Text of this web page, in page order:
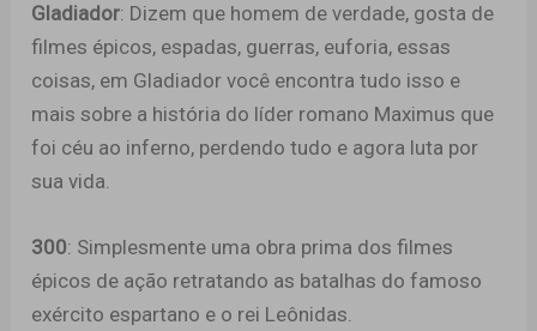
Gladiador: Dizem que homem de verdade, gosta de
filmes épicos, espadas, guerras, euforia, essas
coisas, em Gladiador você encontra tudo isso e
mais sobre a história do líder romano Maximus que
foi céu ao inferno, perdendo tudo e agora luta por
sua vida.
300: Simplesmente uma obra prima dos filmes
épicos de ação retratando as batalhas do famoso
exército espartano e o rei Leônidas.